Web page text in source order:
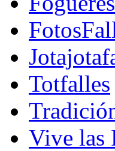
Totfalles
Vive las